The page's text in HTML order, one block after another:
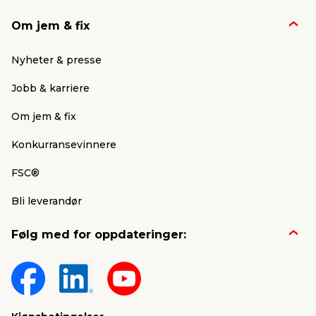
Om jem & fix
Nyheter & presse
Jobb & karriere
Om jem & fix
Konkurransevinnere
FSC®
Bli leverandør
Følg med for oppdateringer: